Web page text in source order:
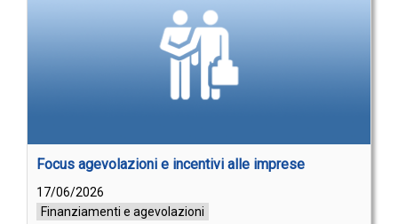
Focus agevolazioni e incentivi alle imprese
17/06/2026
Finanziamenti e agevolazioni